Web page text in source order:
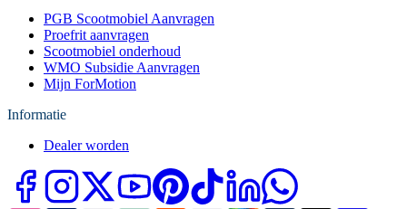
PGB Scootmobiel Aanvragen
Proefrit aanvragen
Scootmobiel onderhoud
WMO Subsidie Aanvragen
Mijn ForMotion
Informatie
Dealer worden